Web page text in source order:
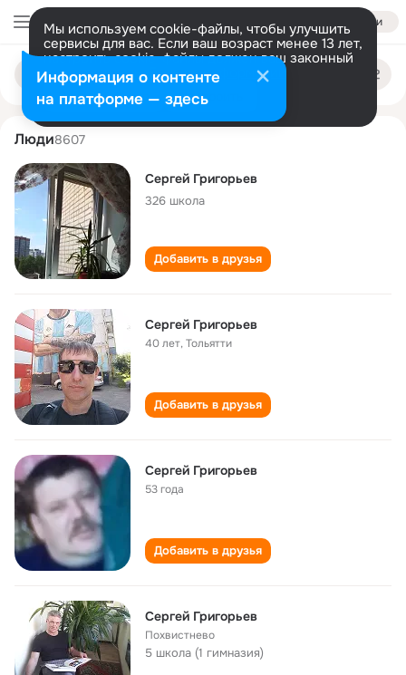
Войти
Мы используем cookie-файлы, чтобы улучшить
сервисы для вас. Если ваш возраст менее 13 лет,
настроить cookie-файлы должен ваш законный
представитель. Больше информации
Разрешить все Настроить
Поиск
людям
grigorev sergey
Люди8607
Сергей Григорьев
326 школа
Добавить в друзья
Сергей Григорьев
40 лет,Тольятти
Добавить в друзья
Сергей Григорьев
53 года
Добавить в друзья
Сергей Григорьев
Похвистнево
5 школа (1 гимназия)
Информация о контенте
на платформе — здесь